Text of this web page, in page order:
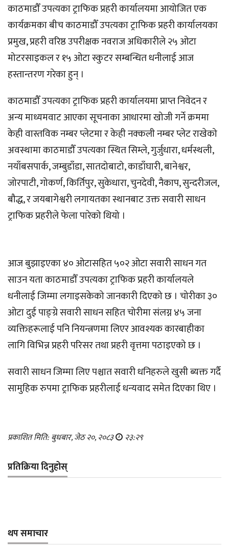
काठमाडौँ उपत्यका ट्राफिक प्रहरी कार्यालयमा आयोजित एक
कार्यक्रमका बीच काठमाडौँ उपत्यका ट्राफिक प्रहरी कार्यालयका
प्रमुख, प्रहरी वरिष्ठ उपरीक्षक नवराज अधिकारीले २५ ओटा
मोटरसाइकल र १५ ओटा स्कुटर सम्बन्धित धनीलाई आज
हस्तान्तरण गरेका हुन् ।
काठमाडौँ उपत्यका ट्राफिक प्रहरी कार्यालयमा प्राप्त निवेदन र
अन्य माध्यमवाट आएका सूचनाका आधारमा खोजी गर्ने क्रममा
केही वास्तविक नम्बर प्लेटमा र केही नक्कली नम्बर प्लेट राखेको
अवस्थामा काठमाडौँ उपत्यका स्थित सिम्ले, गुर्जुधारा, धर्मस्थली,
नयाँबसपार्क, जम्बुडाँडा, सातदोबाटो, काडाँघारी, बानेश्वर,
जोरपाटी, गोकर्ण, किर्तिपुर, सुकेधारा, चुनदेवी, नैकाप, सुन्दरीजल,
बौद्ध, र जयबागेश्वरी लगायतका स्थानबाट उक्त सवारी साधन
ट्राफिक प्रहरीले फेला पारेको थियो ।
आज बुझाइएका ४० ओटासहित ५०२ ओटा सवारी साधन गत
साउन यता काठमाडौँ उपत्यका ट्राफिक प्रहरी कार्यालयले
धनीलाई जिम्मा लगाइसकेको जानकारी दिएको छ । चोरीका ३०
ओटा दुई पाङ्ग्रे सवारी साधन सहित चोरीमा संलग्न ४५ जना
व्यक्तिहरूलाई पनि नियन्त्रणमा लिएर आवश्यक कारबाहीका
लागि विभिन्न प्रहरी परिसर तथा प्रहरी वृत्तमा पठाइएको छ ।
सवारी साधन जिम्मा लिए पश्चात सवारी धनिहरुले खुसी ब्यक्त गर्दै
सामुहिक रुपमा ट्राफिक प्रहरीलाई धन्यवाद समेत दिएका थिए ।
प्रकाशित मिति: बुधबार, जेठ २०, २०८३ २३:२९
प्रतिक्रिया दिनुहोस्
थप समाचार